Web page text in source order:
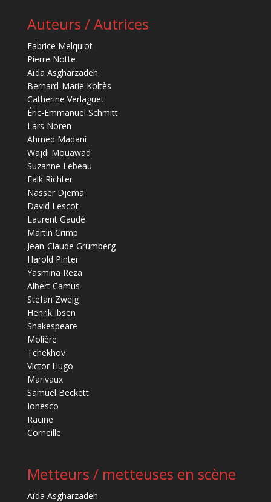
Auteurs / Autrices
Fabrice Melquiot
Pierre Notte
Aïda Asgharzadeh
Bernard-Marie Koltès
Catherine Verlaguet
Éric-Emmanuel Schmitt
Lars Noren
Ahmed Madani
Wajdi Mouawad
Suzanne Lebeau
Falk Richter
Nasser Djemaï
David Lescot
Laurent Gaudé
Martin Crimp
Jean-Claude Grumberg
Harold Pinter
Yasmina Reza
Albert Camus
Stefan Zweig
Henrik Ibsen
Shakespeare
Molière
Tchekhov
Victor Hugo
Marivaux
Samuel Beckett
Ionesco
Racine
Corneille
Metteurs / metteuses en scène
Aïda Asgharzadeh